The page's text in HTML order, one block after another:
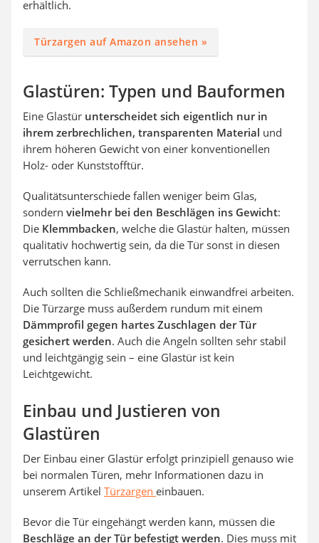
erhältlich.
Türzargen auf Amazon ansehen »
Glastüren: Typen und Bauformen
Eine Glastür unterscheidet sich eigentlich nur in
ihrem zerbrechlichen, transparenten Material und
ihrem höheren Gewicht von einer konventionellen
Holz- oder Kunststofftür.
Qualitätsunterschiede fallen weniger beim Glas,
sondern vielmehr bei den Beschlägen ins Gewicht:
Die Klemmbacken, welche die Glastür halten, müssen
qualitativ hochwertig sein, da die Tür sonst in diesen
verrutschen kann.
Auch sollten die Schließmechanik einwandfrei arbeiten.
Die Türzarge muss außerdem rundum mit einem
Dämmprofil gegen hartes Zuschlagen der Tür
gesichert werden. Auch die Angeln sollten sehr stabil
und leichtgängig sein – eine Glastür ist kein
Leichtgewicht.
Einbau und Justieren von
Glastüren
Der Einbau einer Glastür erfolgt prinzipiell genauso wie
bei normalen Türen, mehr Informationen dazu in
unserem Artikel Türzargen einbauen.
Bevor die Tür eingehängt werden kann, müssen die
Beschläge an der Tür befestigt werden. Dies muss mit